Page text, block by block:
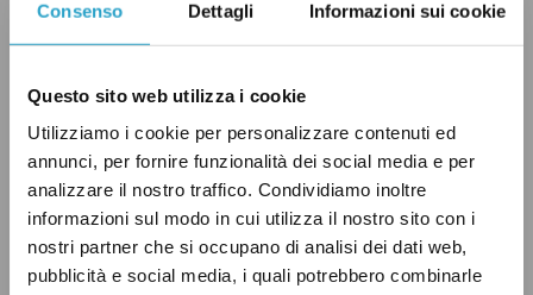
Consenso Dettagli Informazioni sui cookie
Questo sito web utilizza i cookie
Utilizziamo i cookie per personalizzare contenuti ed
annunci, per fornire funzionalità dei social media e per
analizzare il nostro traffico. Condividiamo inoltre
informazioni sul modo in cui utilizza il nostro sito con i
nostri partner che si occupano di analisi dei dati web,
pubblicità e social media, i quali potrebbero combinarle
stime Istat più aggiornate – uscite lo scorso 4
giugno –parlanodi una crescita del 4,7 per
cento quest’anno, una percentuale un poco più
ottimista della Commissione Ue, e del 4,4 per
cento il prossimo anno.
Secondo le previsioni Ocse più recenti,
pubblicate a fine maggio, nel 2021 il Pil italiano